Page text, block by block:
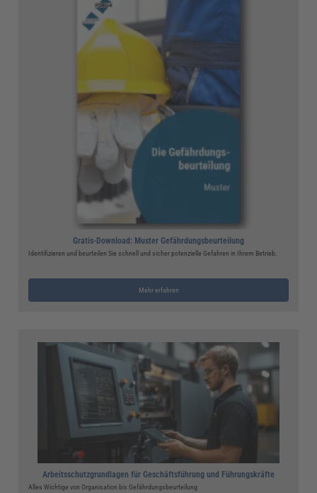
Gratis-Download: Muster Gefährdungsbeurteilung
Identifizieren und beurteilen Sie schnell und sicher potenzielle Gefahren in Ihrem Betrieb.
Mehr erfahren
Arbeitsschutzgrundlagen für Geschäftsführung und Führungskräfte
Alles Wichtige von Organisation bis Gefährdungsbeurteilung